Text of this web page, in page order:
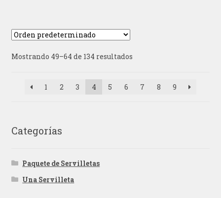
Mostrando 49–64 de 134 resultados
1 2 3 4 5 6 7 8 9
Categorías
Paquete de Servilletas
Una Servilleta